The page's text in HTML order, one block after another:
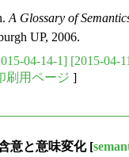
A Glossary of
UP, 2006.
04-14-1] [2015-04-
刷用ページ ]
意と意味変化[